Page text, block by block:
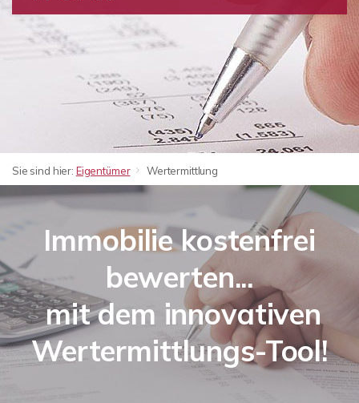
Sie sind hier: Eigentümer Wertermittlung
Immobilie kostenfrei
bewerten...
mit dem innovativen
Wertermittlungs-Tool!